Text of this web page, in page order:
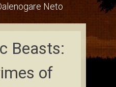
Neto
Beasts:
of